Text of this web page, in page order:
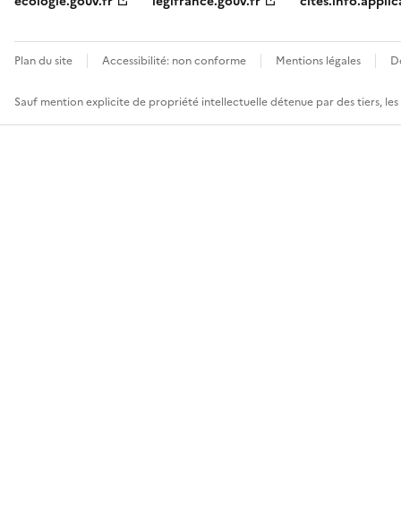
Plan du site Accessibilité: non conforme Mentions légales
Sauf mention explicite de propriété intellectuelle détenue par des tiers,